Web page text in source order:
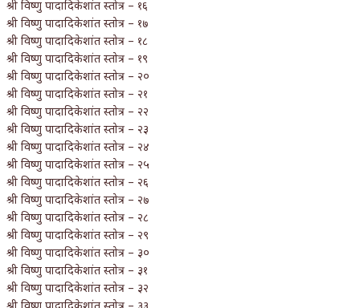
श्री विष्णु पादादिकेशांत स्तोत्र – १६
श्री विष्णु पादादिकेशांत स्तोत्र – १७
श्री विष्णु पादादिकेशांत स्तोत्र – १८
श्री विष्णु पादादिकेशांत स्तोत्र – १९
श्री विष्णु पादादिकेशांत स्तोत्र – २०
श्री विष्णु पादादिकेशांत स्तोत्र – २१
श्री विष्णु पादादिकेशांत स्तोत्र – २२
श्री विष्णु पादादिकेशांत स्तोत्र – २३
श्री विष्णु पादादिकेशांत स्तोत्र – २४
श्री विष्णु पादादिकेशांत स्तोत्र – २५
श्री विष्णु पादादिकेशांत स्तोत्र – २६
श्री विष्णु पादादिकेशांत स्तोत्र – २७
श्री विष्णु पादादिकेशांत स्तोत्र – २८
श्री विष्णु पादादिकेशांत स्तोत्र – २९
श्री विष्णु पादादिकेशांत स्तोत्र – ३०
श्री विष्णु पादादिकेशांत स्तोत्र – ३१
श्री विष्णु पादादिकेशांत स्तोत्र – ३२